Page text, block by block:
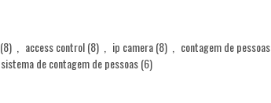
(8) access control(8) ip camera(8) contagem de pessoas
sistema de contagem de pessoas(6)